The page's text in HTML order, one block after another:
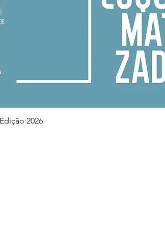
Visualização rápida
2026